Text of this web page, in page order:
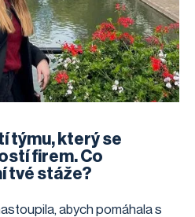
týmu, který se
firem. Co
tvé stáže?
abych pomáhala s